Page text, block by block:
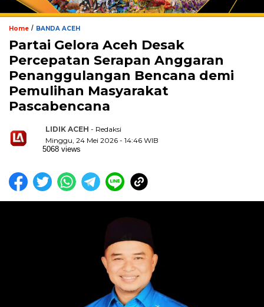
Home / BANDA ACEH
Partai Gelora Aceh Desak
Percepatan Serapan Anggaran
Penanggulangan Bencana demi
Pemulihan Masyarakat
Pascabencana
LIDIK ACEH - Redaksi
Minggu, 24 Mei 2026 - 14:46 WIB
5068 views